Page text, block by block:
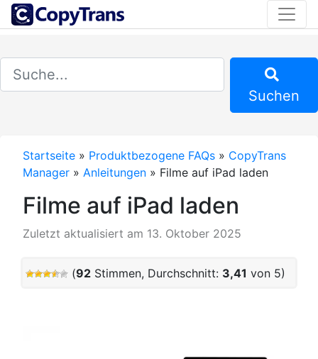
Suchen
Startseite » Produktbezogene FAQs » CopyTrans
Manager » Anleitungen » Filme auf iPad laden
Filme auf iPad laden
Zuletzt aktualisiert am 13. Oktober 2025
(92Stimmen, Durchschnitt: 3,41 von 5)